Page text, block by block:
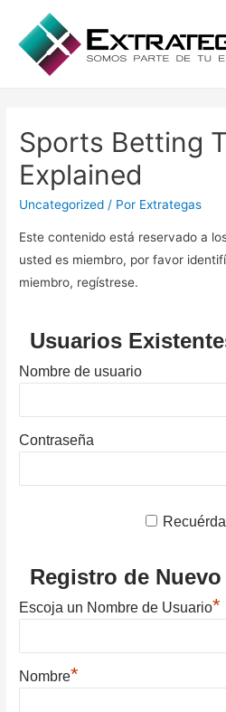
Sports Betting
Explained
Uncategorized / Por Extrategas
Este contenido está reservado a
usted es miembro, por favor
miembro, regístrese.
Usuarios
Nombre de usuario
Contraseña
Registro de
Escoja un Nombre de Usuario*
Nombre*